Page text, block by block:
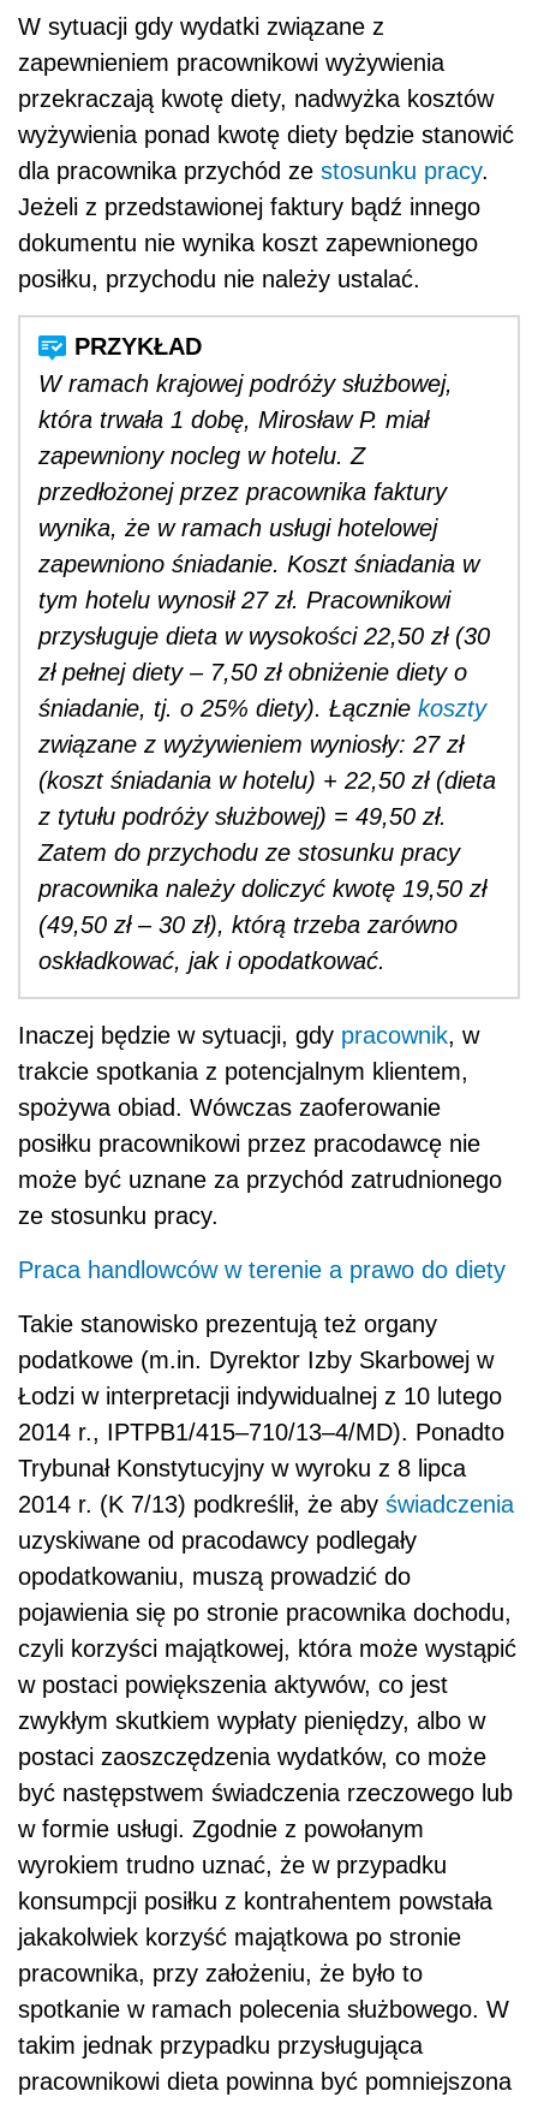
W sytuacji gdy wydatki związane z
zapewnieniem pracownikowi wyżywienia
przekraczają kwotę diety, nadwyżka kosztów
wyżywienia ponad kwotę diety będzie stanowić
dla pracownika przychód ze stosunku pracy.
Jeżeli z przedstawionej faktury bądź innego
dokumentu nie wynika koszt zapewnionego
posiłku, przychodu nie należy ustalać.
W ramach krajowej podróży służbowej,
która trwała 1 dobę, Mirosław P. miał
zapewniony nocleg w hotelu. Z
przedłożonej przez pracownika faktury
wynika, że w ramach usługi hotelowej
zapewniono śniadanie. Koszt śniadania w
tym hotelu wynosił 27 zł. Pracownikowi
przysługuje dieta w wysokości 22,50 zł (30
zł pełnej diety – 7,50 zł obniżenie diety o
śniadanie, tj. o 25% diety). Łącznie koszty
związane z wyżywieniem wyniosły: 27 zł
(koszt śniadania w hotelu) + 22,50 zł (dieta
z tytułu podróży służbowej) = 49,50 zł.
Zatem do przychodu ze stosunku pracy
pracownika należy doliczyć kwotę 19,50 zł
(49,50 zł – 30 zł), którą trzeba zarówno
oskładkować, jak i opodatkować.
Inaczej będzie w sytuacji, gdy pracownik, w
trakcie spotkania z potencjalnym klientem,
spożywa obiad. Wówczas zaoferowanie
posiłku pracownikowi przez pracodawcę nie
może być uznane za przychód zatrudnionego
ze stosunku pracy.
Praca handlowców w terenie a prawo do diety
Takie stanowisko prezentują też organy
podatkowe (m.in. Dyrektor Izby Skarbowej w
Łodzi w interpretacji indywidualnej z 10 lutego
2014 r., IPTPB1/415–710/13–4/MD). Ponadto
Trybunał Konstytucyjny w wyroku z 8 lipca
2014 r. (K 7/13) podkreślił, że aby świadczenia
uzyskiwane od pracodawcy podlegały
opodatkowaniu, muszą prowadzić do
pojawienia się po stronie pracownika dochodu,
czyli korzyści majątkowej, która może wystąpić
w postaci powiększenia aktywów, co jest
zwykłym skutkiem wypłaty pieniędzy, albo w
postaci zaoszczędzenia wydatków, co może
być następstwem świadczenia rzeczowego lub
w formie usługi. Zgodnie z powołanym
wyrokiem trudno uznać, że w przypadku
konsumpcji posiłku z kontrahentem powstała
jakakolwiek korzyść majątkowa po stronie
pracownika, przy założeniu, że było to
spotkanie w ramach polecenia służbowego. W
takim jednak przypadku przysługująca
pracownikowi dieta powinna być pomniejszona